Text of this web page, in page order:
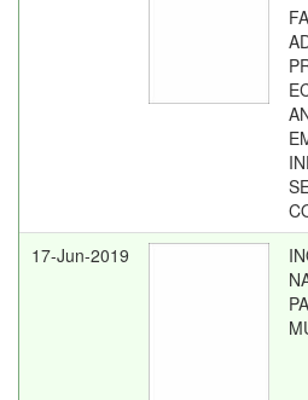
17-Jun-2019